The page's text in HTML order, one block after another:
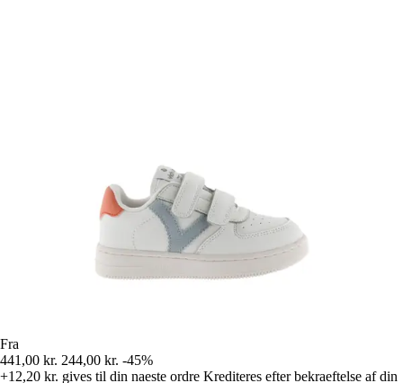
Fra
441,00 kr. 244,00 kr. -45%
+12,20 kr. gives til din naeste ordre Krediteres efter bekraeftelse af din